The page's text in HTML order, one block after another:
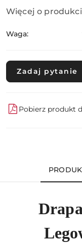
Więcej o
Waga:
Zadaj pytanie
Pobierz produkt